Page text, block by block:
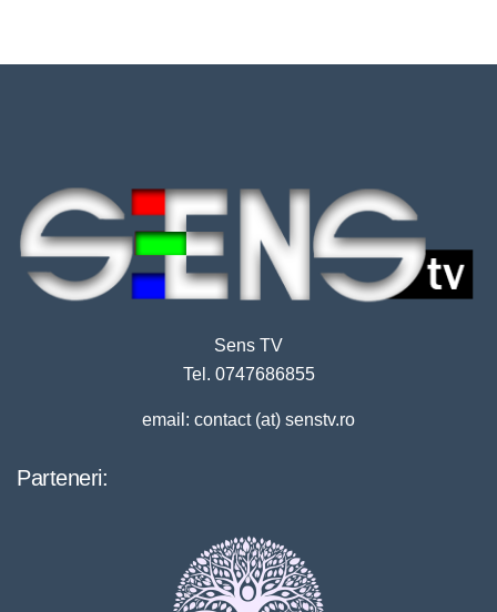
Sens TV
Tel. 0747686855
email: contact (at) senstv.ro
Parteneri: